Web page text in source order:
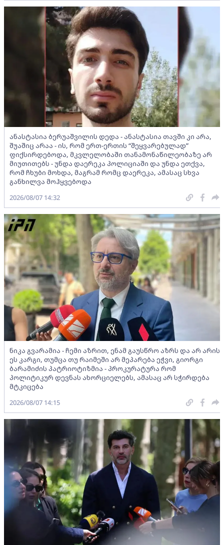
ანასტასია ბერუაშვილის დედა - ანასტასია თავში კი არა,
შუაშიც არაა - ის, რომ ერთ-ერთის “შეყვარებულად”
ფიქსირდებოდა, მკვლელობაში თანამონაწილეობაზე არ
მიუთითებს - უნდა დაერეკა პოლიციაში და უნდა ეთქვა,
რომ ჩხუბი მოხდა, მაგრამ რომც დაერეკა, ამასაც სხვა
განხილვა მოჰყვებოდა
2026/08/07 14:32
ნიკა გვარამია - ჩემი აზრით, ენამ გაუსწრო აზრს და არ არის
ეს კარგი, თუმცა თუ რაიმეში არ მეპარება ეჭვი, გიორგი
ბარამიძის პატრიოტიზმია - პროკურატურა რომ
პოლიტიკურ დევნას ახორციელებს, ამასაც არ სჭირდება
მტკიცება
2026/08/07 14:15